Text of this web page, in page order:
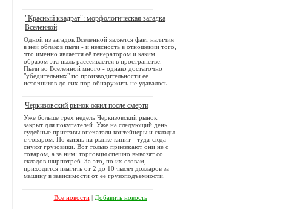
"Красный квадрат": морфологическая загадка
Вселенной
Одной из загадок Вселенной является факт наличия
в ней облаков пыли - и неясность в отношении того,
что именно является её генератором и каким
образом эта пыль рассеивается в пространстве.
Пыли во Вселенной много - однако достаточно
"убедительных" по производительности её
источников до сих пор обнаружить не удавалось.
Черкизовский рынок ожил после смерти
Уже больше трех недель Черкизовский рынок
закрыт для покупателей. Уже на следующий день
судебные приставы опечатали контейнеры и склады
с товаром. Но жизнь на рынке кипит - туда-сюда
снуют грузовики. Вот только приезжают они не с
товаром, а за ним: торговцы спешно вывозят со
складов ширпотреб. За это, по их словам,
приходится платить от 2 до 10 тысяч долларов за
машину в зависимости от ее грузоподъемности.
Все новости| Добавить новость